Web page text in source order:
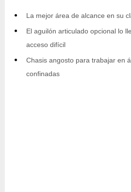
La mejor área de alcance en su
El aguilón articulado opcional lo
acceso difícil
Chasis angosto para trabajar en
confinadas